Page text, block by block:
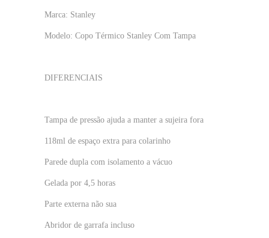
Marca: Stanley
Modelo: Copo Térmico Stanley Com Tampa
DIFERENCIAIS
Tampa de pressão ajuda a manter a sujeira fora
118ml de espaço extra para colarinho
Parede dupla com isolamento a vácuo
Gelada por 4,5 horas
Parte externa não sua
Abridor de garrafa incluso